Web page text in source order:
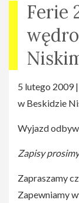
Ferie
5 lutego 2009
w Beskidzie
Wyjazd
Zapisy
Zapraszamy
Zapewniamy